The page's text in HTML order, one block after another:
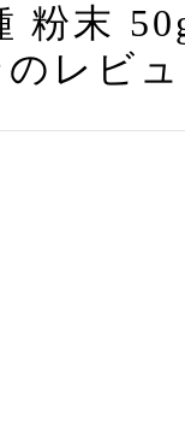
粉末
レビュ